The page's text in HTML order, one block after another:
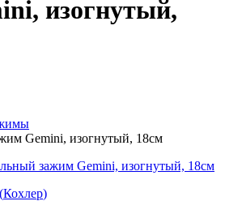
изогнутый,
Gemini, изогнутый, 18см
Кохлер)